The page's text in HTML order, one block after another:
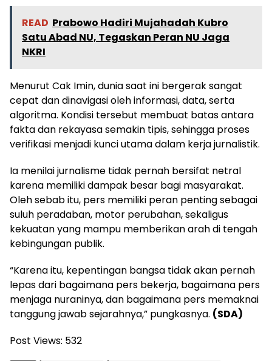
READ Prabowo Hadiri Mujahadah Kubro
Satu Abad NU, Tegaskan Peran NU Jaga
NKRI
Menurut Cak Imin, dunia saat ini bergerak sangat
cepat dan dinavigasi oleh informasi, data, serta
algoritma. Kondisi tersebut membuat batas antara
fakta dan rekayasa semakin tipis, sehingga proses
verifikasi menjadi kunci utama dalam kerja jurnalistik.
Ia menilai jurnalisme tidak pernah bersifat netral
karena memiliki dampak besar bagi masyarakat.
Oleh sebab itu, pers memiliki peran penting sebagai
suluh peradaban, motor perubahan, sekaligus
kekuatan yang mampu memberikan arah di tengah
kebingungan publik.
“Karena itu, kepentingan bangsa tidak akan pernah
lepas dari bagaimana pers bekerja, bagaimana pers
menjaga nuraninya, dan bagaimana pers memaknai
tanggung jawab sejarahnya,” pungkasnya. (SDA)
Post Views: 532